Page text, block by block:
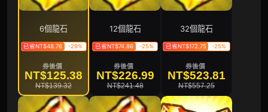
6個龍石
已省NT$48.76 -29%
券後價
NT$125.38
NT$139.32
12個龍石
已省NT$74.86 -25%
券後價
NT$226.99
NT$241.48
32個龍石
已省NT$172.75 -25%
券後價
NT$523.81
NT$557.25